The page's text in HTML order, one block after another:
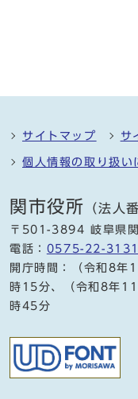
サイトマップ サ
個人情報の取り扱い
関市役所 （法
〒501-3894 岐阜県
電話： 0575-22-3131
開庁時間：（令和8
時15分、（令和8年
時45分